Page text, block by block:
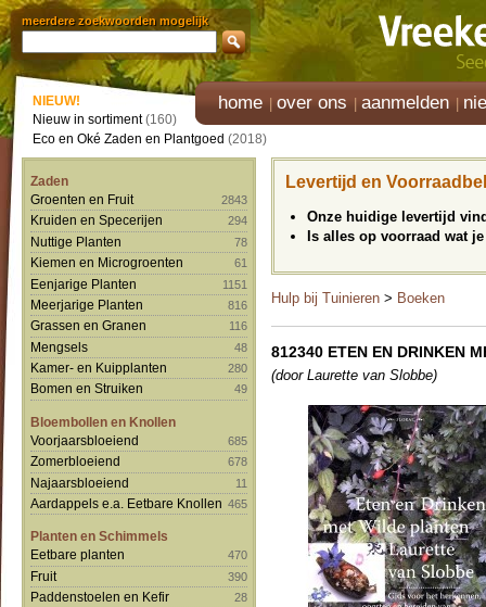
meerdere zoekwoorden mogelijk
home over ons aanmelden
NIEUW!
Nieuw in sortiment(160)
Eco en Oké Zaden en Plantgoed (2018)
Zaden
Groenten en Fruit
2843
Kruiden en Specerijen 294
Nuttige Planten 78
Kiemen en Microgroenten 61
Eenjarige Planten 1151
Meerjarige Planten 816
Grassen en Granen 116
Mengsels 48
Kamer- en Kuipplanten 280
Bomen en Struiken 49
Bloembollen en Knollen
Voorjaarsbloeiend
685
Zomerbloeiend 678
Najaarsbloeiend 11
Aardappels e.a. Eetbare Knollen 465
Planten en Schimmels
Eetbare planten
470
Fruit 390
Paddenstoelen en Kefir 28
Levertijd en
Onze huidige levertijd
Is alles op voorraad wat
Hulp bij Tuinieren > Boeken
812340 ETEN EN DRINKEN
(door Laurette van Slobbe)